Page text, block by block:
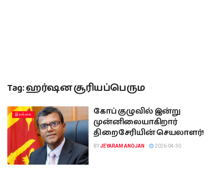
Tag:ஹர்ஷன சூரியப்பெரும
இலங்கை
கோப் குழுவில் இன்று
முன்னிலையாகிறார்
திறைசேரியின் செயலாளர்!
BYJEYARAM ANOJAN 2026-04-30